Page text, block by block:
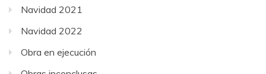
Navidad 2021
Navidad 2022
Obra en ejecución